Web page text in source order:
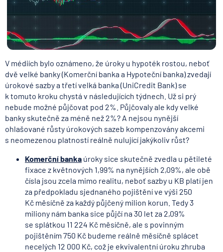
V médiích bylo oznámeno, že úroky u hypoték rostou, neboť
dvě velké banky (Komerční banka a Hypoteční banka) zvedají
úrokové sazby a třetí velká banka (UniCredit Bank) se
k tomuto kroku chystá v následujících týdnech. Už si prý
nebude možné půjčovat pod 2%. Půjčovaly ale kdy velké
banky skutečně za méně než 2%? A nejsou nynější
ohlašované růsty úrokových sazeb kompenzovány akcemi
s neomezenou platností reálně nulující jakýkoliv růst?
Komerční banka úroky sice skutečně zvedla u pětileté
fixace z květnových 1,99% na nynějších 2,09%, ale obě
čísla jsou zcela mimo realitu, neboť sazby u KB platí jen
za předpokladu sjednaného pojištění ve výši 250
Kč měsíčně za každý půjčený milion korun. Tedy 3
miliony nám banka sice půjčí na 30 let za 2,09%
se splátkou 11 224 Kč měsíčně, ale s povinným
pojištěním 750 Kč budeme reálně měsíčně splácet
necelých 12 000 Kč, což je ekvivalentní úroku zhruba